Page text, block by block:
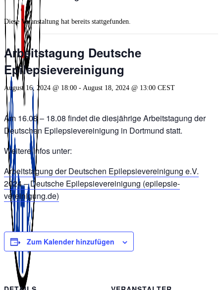
Diese Veranstaltung hat bereits stattgefunden.
Arbeitstagung Deutsche
Epilepsievereinigung
August 16, 2024 @ 18:00 - August 18, 2024 @ 13:00 CEST
Am 16.08 – 18.08 findet die diesjährige Arbeitstagung der
Deutschen Epilepsievereinigung in Dortmund statt.
Weitere Infos unter:
Arbeitstagung der Deutschen Epilepsievereinigung e.V.
2024 – Deutsche Epilepsievereinigung (epilepsie-
vereinigung.de)
Zum Kalender hinzufügen